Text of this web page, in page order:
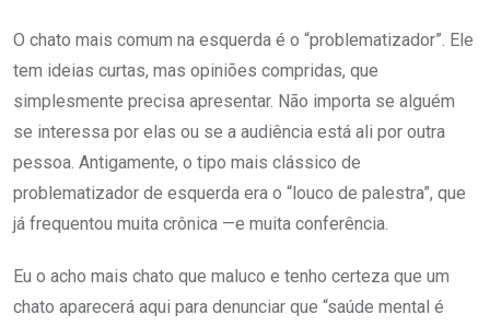
O chato mais comum na esquerda é o “problematizador”. Ele
tem ideias curtas, mas opiniões compridas, que
simplesmente precisa apresentar. Não importa se alguém
se interessa por elas ou se a audiência está ali por outra
pessoa. Antigamente, o tipo mais clássico de
problematizador de esquerda era o “louco de palestra”, que
já frequentou muita crônica —e muita conferência.
Eu o acho mais chato que maluco e tenho certeza que um
chato aparecerá aqui para denunciar que “saúde mental é